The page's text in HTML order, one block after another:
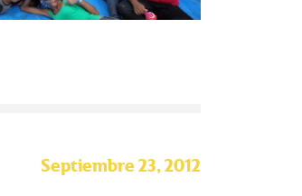
Septiembre 23, 2012